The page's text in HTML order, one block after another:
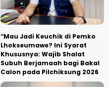
“Mau Jadi Keuchik di Pemko
Lhokseumawe? Ini Syarat
Khususnya: Wajib Shalat
Subuh Berjamaah bagi Bakal
Calon pada Pilchiksung 2026